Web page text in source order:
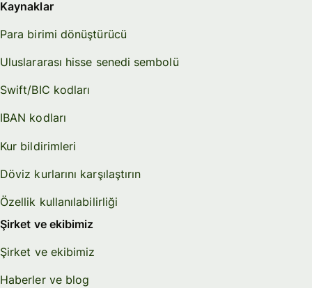
Kaynaklar
Para birimi dönüştürücü
Uluslararası hisse senedi sembolü
Swift/BIC kodları
IBAN kodları
Kur bildirimleri
Döviz kurlarını karşılaştırın
Özellik kullanılabilirliği
Şirket ve ekibimiz
Şirket ve ekibimiz
Haberler ve blog